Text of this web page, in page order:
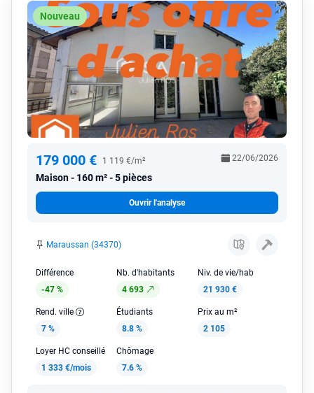
Nouveau
179 000 € 1 119 €/m²
Maison 160 m² - 5 pièces
22/06/2026
Ouvrir l'analyse
Maraussan (34370)
Différence
-47 %
Nb. d'habitants
4 693
Niv. de vie/hab
21 930 €
Rend. ville
7 %
Étudiants
8.8 %
Prix au m²
2 105
Loyer HC conseillé
1 333 €/mois
Chômage
7.6 %